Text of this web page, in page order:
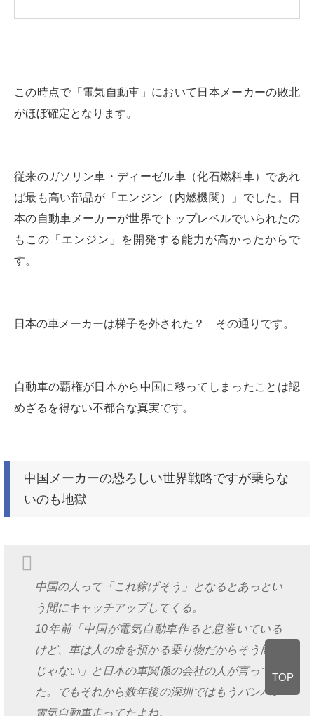
この時点で「電気自動車」において日本メーカーの敗北
がほぼ確定となります。
従来のガソリン車・ディーゼル車（化石燃料車）であれ
ば最も高い部品が「エンジン（内燃機関）」でした。日
本の自動車メーカーが世界でトップレベルでいられたの
もこの「エンジン」を開発する能力が高かったからで
す。
日本の車メーカーは梯子を外された？ その通りです。
自動車の覇権が日本から中国に移ってしまったことは認
めざるを得ない不都合な真実です。
中国メーカーの恐ろしい世界戦略ですが乗らな
いのも地獄
中国の人って「これ稼げそう」となるとあっとい
う間にキャッチアップしてくる。
10年前「中国が電気自動車作ると息巻いている
けど、車は人の命を預かる乗り物だからそう簡単
じゃない」と日本の車関係の会社の人が言ってい
た。でもそれから数年後の深圳ではもうバンバン
電気自動車走ってたよね。
TOP